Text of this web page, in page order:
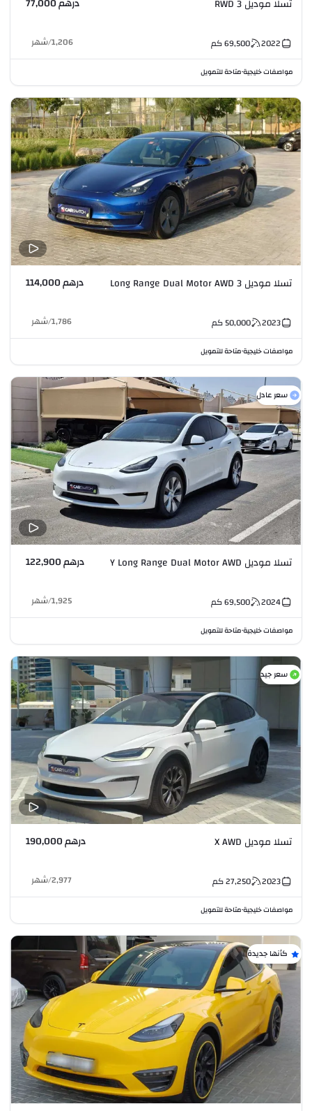
تسلا موديل 3 RWD درهم 77,000
2022
69,500كم 1,206
/شهر
مواصفات خليجية•متاحة للتمويل
تسلا موديل 3 Long Range Dual Motor AWD درهم 114,000
2023
50,000كم 1,786
/شهر
مواصفات خليجية•متاحة للتمويل
سعر عادل
تسلا موديل Y Long Range Dual Motor AWD درهم 122,900
2024
69,500كم 1,925
/شهر
مواصفات خليجية•متاحة للتمويل
سعر جيد
تسلا موديل X AWD درهم 190,000
2023
27,250كم 2,977
/شهر
مواصفات خليجية•متاحة للتمويل
كأنها جديدة